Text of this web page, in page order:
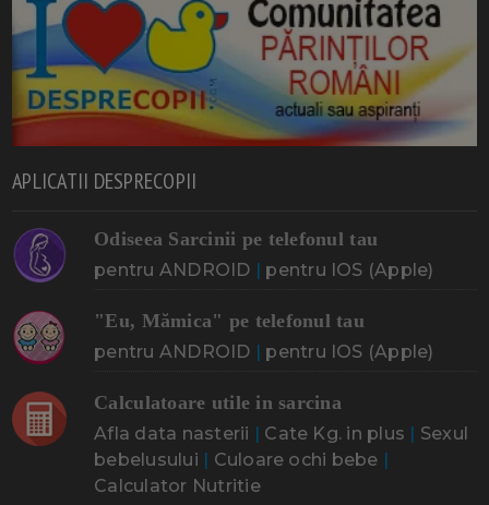
APLICATII DESPRECOPII
Odiseea Sarcinii pe telefonul tau
pentru ANDROID | pentru IOS (Apple)
"Eu, Mămica" pe telefonul tau
pentru ANDROID | pentru IOS (Apple)
Calculatoare utile in sarcina
Afla data nasterii | Cate Kg. in plus | Sexul
bebelusului | Culoare ochi bebe |
Calculator Nutritie